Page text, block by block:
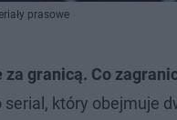
prasowe
za granicą. Co
serial, który obejmuje